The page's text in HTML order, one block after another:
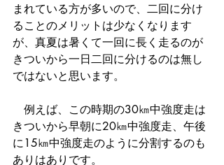
まれている方が多いので、二回に分け
ることのメリットは少なくなります
が、真夏は暑くて一回に長く走るのが
きついから一日二回に分けるのは無し
ではないと思います。
例えば、この時期の30㎞中強度走は
きついから早朝に20㎞中強度走、午後
に15㎞中強度走のように分割するのも
ありはありです。